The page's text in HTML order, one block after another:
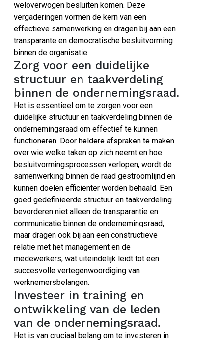
weloverwogen besluiten komen. Deze
vergaderingen vormen de kern van een
effectieve samenwerking en dragen bij aan een
transparante en democratische besluitvorming
binnen de organisatie.
Zorg voor een duidelijke
structuur en taakverdeling
binnen de ondernemingsraad.
Het is essentieel om te zorgen voor een
duidelijke structuur en taakverdeling binnen de
ondernemingsraad om effectief te kunnen
functioneren. Door heldere afspraken te maken
over wie welke taken op zich neemt en hoe
besluitvormingsprocessen verlopen, wordt de
samenwerking binnen de raad gestroomlijnd en
kunnen doelen efficiënter worden behaald. Een
goed gedefinieerde structuur en taakverdeling
bevorderen niet alleen de transparantie en
communicatie binnen de ondernemingsraad,
maar dragen ook bij aan een constructieve
relatie met het management en de
medewerkers, wat uiteindelijk leidt tot een
succesvolle vertegenwoordiging van
werknemersbelangen.
Investeer in training en
ontwikkeling van de leden
van de ondernemingsraad.
Het is van cruciaal belang om te investeren in